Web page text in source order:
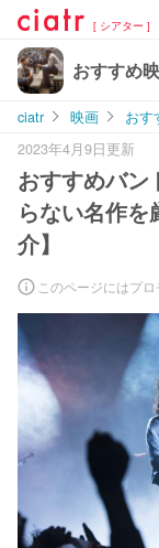
[ シアター ]
おすすめ
ciatr 映画 おす
2023年4月9日更新
おすすめバン
らない名作
介】
このページにはプ